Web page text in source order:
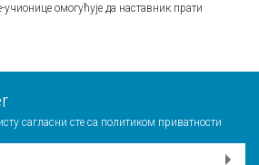
омогућује да наставник прати
сагласни сте са политиком приватности